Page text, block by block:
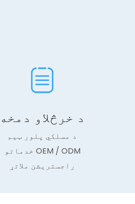
د خرڅلاو دمخه
د مسلکي پلور ټیم
OEM / ODM خدماتو
راجستریشن ملاتړ